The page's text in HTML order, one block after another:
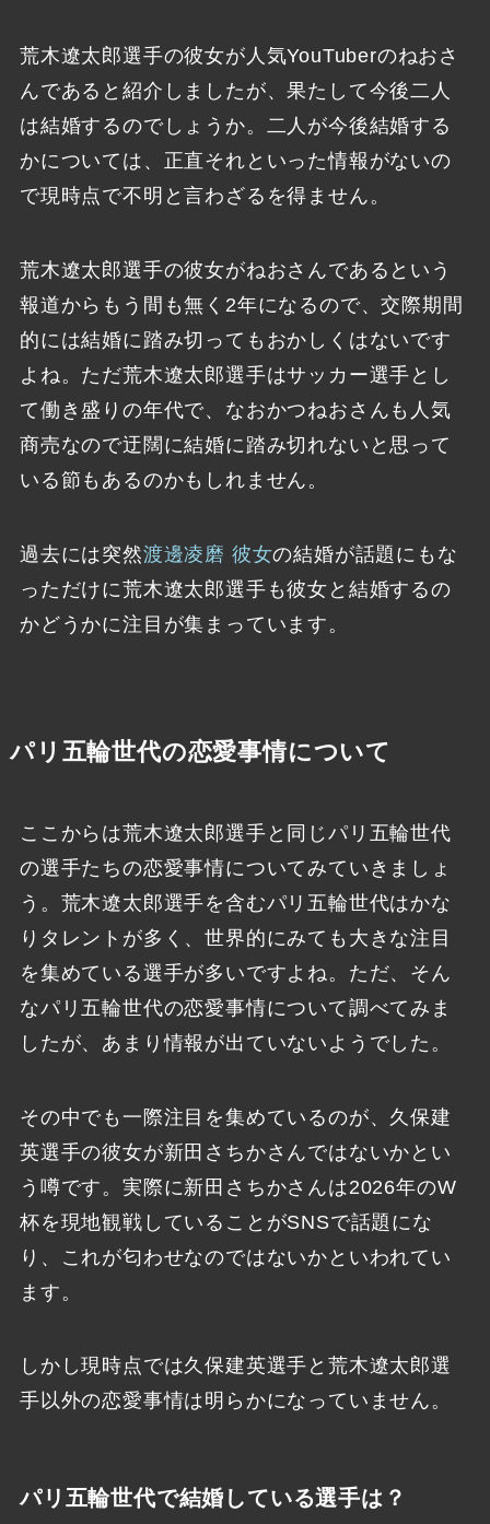
荒木遼太郎選手の彼女が人気YouTuberのねおさ
んであると紹介しましたが、果たして今後二人
は結婚するのでしょうか。二人が今後結婚する
かについては、正直それといった情報がないの
で現時点で不明と言わざるを得ません。
荒木遼太郎選手の彼女がねおさんであるという
報道からもう間も無く2年になるので、交際期間
的には結婚に踏み切ってもおかしくはないです
よね。ただ荒木遼太郎選手はサッカー選手とし
て働き盛りの年代で、なおかつねおさんも人気
商売なので迂闊に結婚に踏み切れないと思って
いる節もあるのかもしれません。
過去には突然渡邊凌磨 彼女の結婚が話題にもな
っただけに荒木遼太郎選手も彼女と結婚するの
かどうかに注目が集まっています。
パリ五輪世代の恋愛事情について
ここからは荒木遼太郎選手と同じパリ五輪世代
の選手たちの恋愛事情についてみていきましょ
う。荒木遼太郎選手を含むパリ五輪世代はかな
りタレントが多く、世界的にみても大きな注目
を集めている選手が多いですよね。ただ、そん
なパリ五輪世代の恋愛事情について調べてみま
したが、あまり情報が出ていないようでした。
その中でも一際注目を集めているのが、久保建
英選手の彼女が新田さちかさんではないかとい
う噂です。実際に新田さちかさんは2026年のW
杯を現地観戦していることがSNSで話題にな
り、これが匂わせなのではないかといわれてい
ます。
しかし現時点では久保建英選手と荒木遼太郎選
手以外の恋愛事情は明らかになっていません。
パリ五輪世代で結婚している選手は？